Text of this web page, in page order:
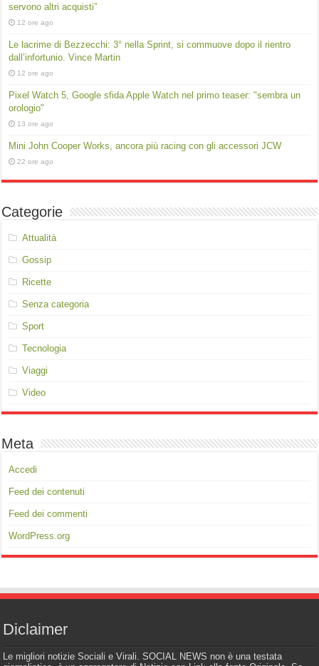
servono altri acquisti”
12 ore ago
Le lacrime di Bezzecchi: 3° nella Sprint, si commuove dopo il rientro
dall’infortunio. Vince Martin
12 ore ago
Pixel Watch 5, Google sfida Apple Watch nel primo teaser: "sembra un
orologio"
13 ore ago
Mini John Cooper Works, ancora più racing con gli accessori JCW
22 ore ago
Categorie
Attualità
Gossip
Ricette
Senza categoria
Sport
Tecnologia
Viaggi
Video
Meta
Accedi
Feed dei contenuti
Feed dei commenti
WordPress.org
Diclaimer
Le migliori notizie Sociali e Virali. SOCIAL NEWS non è una testata